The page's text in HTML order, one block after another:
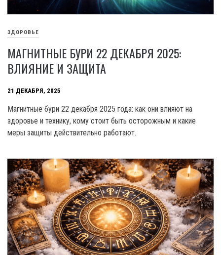
ЗДОРОВЬЕ
МАГНИТНЫЕ БУРИ 22 ДЕКАБРЯ 2025:
ВЛИЯНИЕ И ЗАЩИТА
21 ДЕКАБРЯ, 2025
Магнитные бури 22 декабря 2025 года: как они влияют на
здоровье и технику, кому стоит быть осторожным и какие
меры защиты действительно работают.